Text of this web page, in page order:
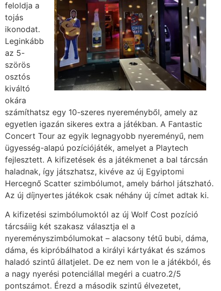
feloldja a
tojás
ikonodat.
Leginkább
az 5-
szörös
osztós
kiváltó
okára
számíthatsz egy 10-szeres nyereményből, amely az
egyetlen igazán sikeres extra a játékban. A Fantastic
Concert Tour az egyik legnagyobb nyereményű, nem
ügyesség-alapú pozíciójáték, amelyet a Playtech
fejlesztett. A kifizetések és a játékmenet a bal tárcsán
haladnak, így játszhatsz, kivéve az új Egyiptomi
Hercegnő Scatter szimbólumot, amely bárhol játszható.
Az új díjnyertes játékok csak néhány új címet adtak ki.
A kifizetési szimbólumoktól az új Wolf Cost pozíció
tárcsáiig két szakasz választja el a
nyereményszimbólumokat – alacsony tétű bubi, dáma,
dáma, és kipróbálhatod a királyi kártyákat és számos
haladó szintű állatjelet. De ez nem von le a játékból, és
a nagy nyerési potenciállal megéri a cuatro.2/5
pontszámot. Érezd a második szintű élvezetet,